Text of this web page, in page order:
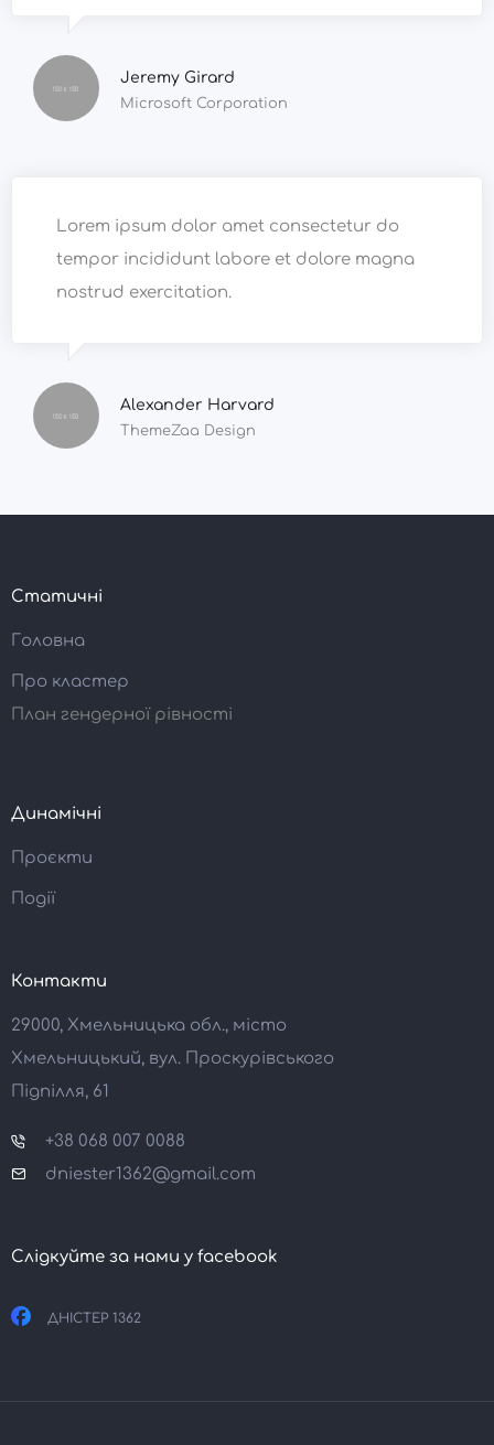
Jeremy Girard
Microsoft Corporation
Lorem ipsum dolor amet consectetur do
tempor incididunt labore et dolore magna
nostrud exercitation.
Alexander Harvard
ThemeZaa Design
Статичні
Головна
Про кластер
План гендерної рівності
Динамічні
Проєкти
Події
Контакти
29000, Хмельницька обл., місто
Хмельницький, вул. Проскурівського
Підпілля, 61
+38 068 007 0088
dniester1362@gmail.com
Слідкуйте за нами у facebook
ДНІСТЕР 1362